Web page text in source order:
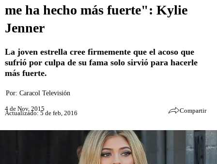
me ha hecho más fuerte": Kylie
Jenner
La joven estrella cree firmemente que el acoso que
sufrió por culpa de su fama solo sirvió para hacerle
más fuerte.
Por: Caracol Televisión
4 de Nov, 2015
Actualizado: 5 de feb, 2016 Compartir